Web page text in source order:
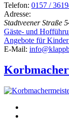
Telefon: 0157 /
Adresse:
Stadtveener Straße
Gäste- und
Angebote für Kinder
E-Mail: